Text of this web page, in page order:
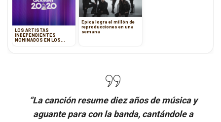
LOS ARTISTAS
INDEPENDIENTES
NOMINADOS EN LOS
Epica logra el millón de
reproducciones en una
semana
“La canción resume diez años de música y
aguante para con la banda, cantándole a